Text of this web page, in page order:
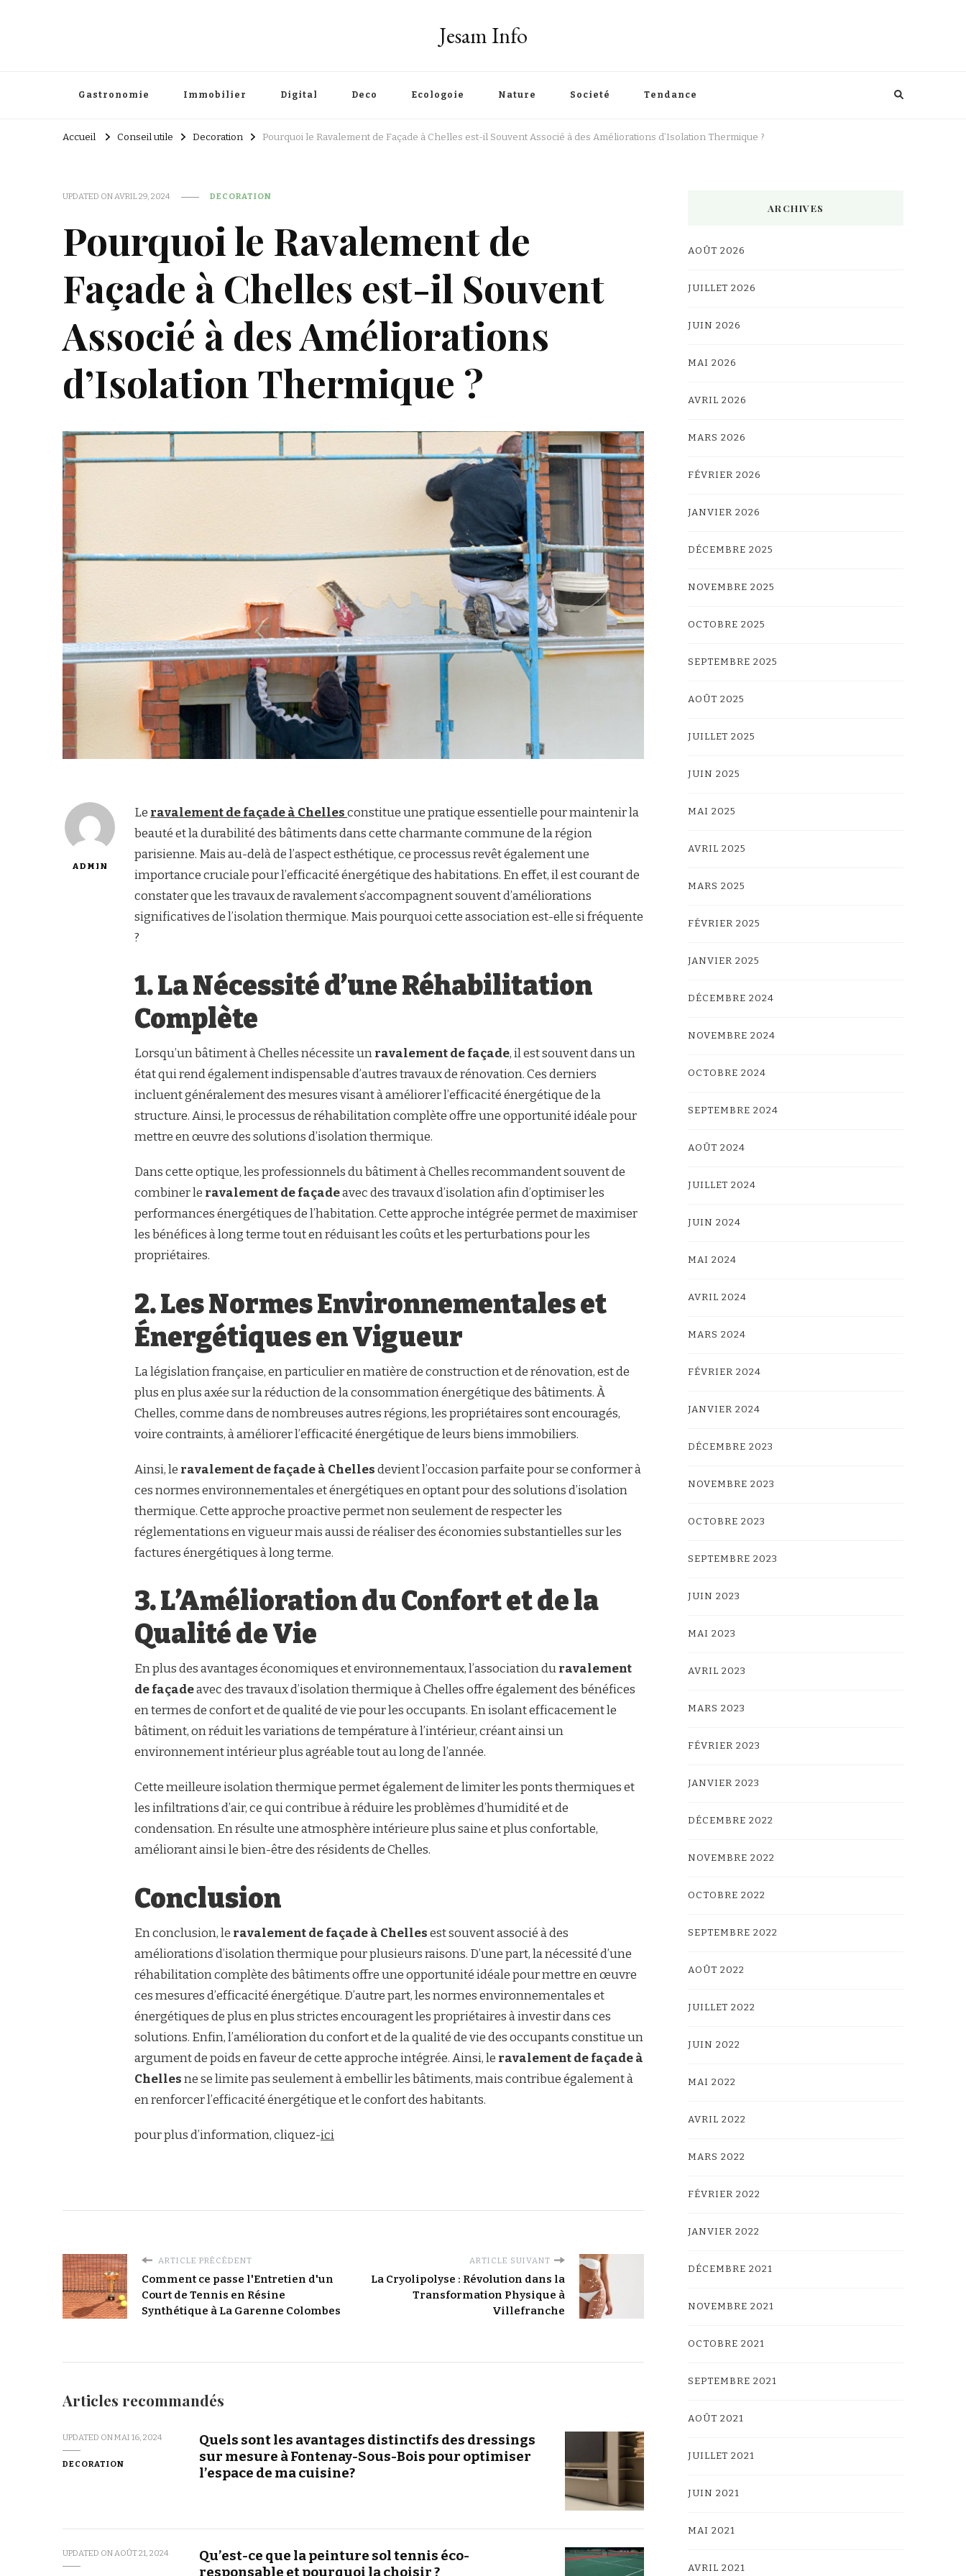
Jesam Info
Gastronomie Immobilier Digital Deco Ecologoie Nature Societé Tendance
Accueil Conseil utile Decoration Pourquoi le Ravalement de Façade à Chelles est-il Souvent Associé à des Améliorations d’Isolation Thermique ?
UPDATED ONAVRIL 29, 2024 DECORATION
Pourquoi le Ravalement de
Façade à Chelles est-il Souvent
Associé à des Améliorations
d’Isolation Thermique ?
ADMIN
Le ravalement de façade à Chellesconstitue une pratique essentielle pour maintenir la
beauté et la durabilité des bâtiments dans cette charmante commune de la région
parisienne. Mais au-delà de l’aspect esthétique, ce processus revêt également une
importance cruciale pour l’efficacité énergétique des habitations. En effet, il est courant de
constater que les travaux de ravalement s’accompagnent souvent d’améliorations
significatives de l’isolation thermique. Mais pourquoi cette association est-elle si fréquente
?
1. La Nécessité d’une Réhabilitation
Complète
Lorsqu’un bâtiment à Chelles nécessite unravalement de façade, il est souvent dans un
état qui rend également indispensable d’autres travaux de rénovation. Ces derniers
incluent généralement des mesures visant à améliorer l’efficacité énergétique de la
structure. Ainsi, le processus de réhabilitation complète offre une opportunité idéale pour
mettre en œuvre des solutions d’isolation thermique.
Dans cette optique, les professionnels du bâtiment à Chelles recommandent souvent de
combiner le ravalement de façadeavec des travaux d’isolation afin d’optimiser les
performances énergétiques de l’habitation. Cette approche intégrée permet de maximiser
les bénéfices à long terme tout en réduisant les coûts et les perturbations pour les
propriétaires.
2. Les Normes Environnementales et
Énergétiques en Vigueur
La législation française, en particulier en matière de construction et de rénovation, est de
plus en plus axée sur la réduction de la consommation énergétique des bâtiments. À
Chelles, comme dans de nombreuses autres régions, les propriétaires sont encouragés,
voire contraints, à améliorer l’efficacité énergétique de leurs biens immobiliers.
Ainsi, le ravalement de façade à Chellesdevient l’occasion parfaite pour se conformer à
ces normes environnementales et énergétiques en optant pour des solutions d’isolation
thermique. Cette approche proactive permet non seulement de respecter les
réglementations en vigueur mais aussi de réaliser des économies substantielles sur les
factures énergétiques à long terme.
3. L’Amélioration du Confort et de la
Qualité de Vie
En plus des avantages économiques et environnementaux, l’association duravalement
de façadeavec des travaux d’isolation thermique à Chelles offre également des bénéfices
en termes de confort et de qualité de vie pour les occupants. En isolant efficacement le
bâtiment, on réduit les variations de température à l’intérieur, créant ainsi un
environnement intérieur plus agréable tout au long de l’année.
Cette meilleure isolation thermique permet également de limiter les ponts thermiques et
les infiltrations d’air, ce qui contribue à réduire les problèmes d’humidité et de
condensation. En résulte une atmosphère intérieure plus saine et plus confortable,
améliorant ainsi le bien-être des résidents de Chelles.
Conclusion
En conclusion, le ravalement de façade à Chellesest souvent associé à des
améliorations d’isolation thermique pour plusieurs raisons. D’une part, la nécessité d’une
réhabilitation complète des bâtiments offre une opportunité idéale pour mettre en œuvre
ces mesures d’efficacité énergétique. D’autre part, les normes environnementales et
énergétiques de plus en plus strictes encouragent les propriétaires à investir dans ces
solutions. Enfin, l’amélioration du confort et de la qualité de vie des occupants constitue un
argument de poids en faveur de cette approche intégrée. Ainsi, le ravalement de façade à
Chellesne se limite pas seulement à embellir les bâtiments, mais contribue également à
en renforcer l’efficacité énergétique et le confort des habitants.
pour plus d’information, cliquez-ici
ARTICLE PRÉCÉDENT
Comment ce passe l'Entretien d'un
Court de Tennis en Résine
Synthétique à La Garenne Colombes
ARTICLE SUIVANT
La Cryolipolyse : Révolution dans la
Transformation Physique à
Villefranche
Articles recommandés
UPDATED ONMAI 16, 2024
DECORATION
Quels sont les avantages distinctifs des dressings
sur mesure à Fontenay-Sous-Bois pour optimiser
l’espace de ma cuisine?
UPDATED ONAOÛT 21, 2024
Qu’est-ce que la peinture sol tennis éco-
responsable et pourquoi la choisir ?
ARCHIVES
AOÛT 2026
JUILLET 2026
JUIN 2026
MAI 2026
AVRIL 2026
MARS 2026
FÉVRIER 2026
JANVIER 2026
DÉCEMBRE 2025
NOVEMBRE 2025
OCTOBRE 2025
SEPTEMBRE 2025
AOÛT 2025
JUILLET 2025
JUIN 2025
MAI 2025
AVRIL 2025
MARS 2025
FÉVRIER 2025
JANVIER 2025
DÉCEMBRE 2024
NOVEMBRE 2024
OCTOBRE 2024
SEPTEMBRE 2024
AOÛT 2024
JUILLET 2024
JUIN 2024
MAI 2024
AVRIL 2024
MARS 2024
FÉVRIER 2024
JANVIER 2024
DÉCEMBRE 2023
NOVEMBRE 2023
OCTOBRE 2023
SEPTEMBRE 2023
JUIN 2023
MAI 2023
AVRIL 2023
MARS 2023
FÉVRIER 2023
JANVIER 2023
DÉCEMBRE 2022
NOVEMBRE 2022
OCTOBRE 2022
SEPTEMBRE 2022
AOÛT 2022
JUILLET 2022
JUIN 2022
MAI 2022
AVRIL 2022
MARS 2022
FÉVRIER 2022
JANVIER 2022
DÉCEMBRE 2021
NOVEMBRE 2021
OCTOBRE 2021
SEPTEMBRE 2021
AOÛT 2021
JUILLET 2021
JUIN 2021
MAI 2021
AVRIL 2021